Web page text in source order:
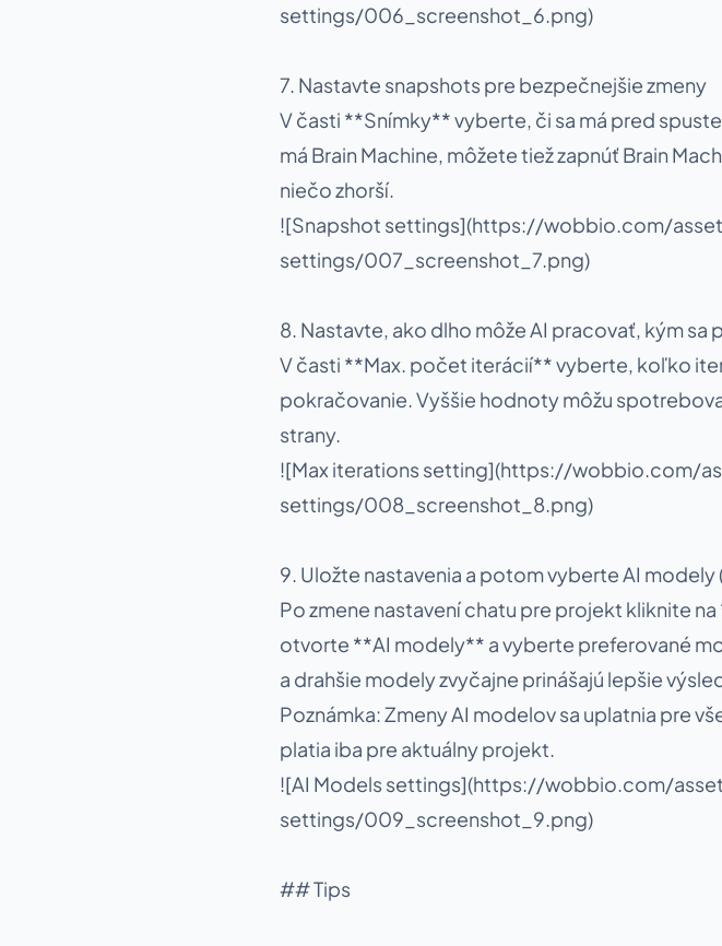
settings/006_screenshot_6.png)
7. Nastavte snapshots pre bezpečnejšie zmeny
V časti **Snímky** vyberte, či sa má pred
má Brain Machine, môžete tiež zapnúť Brain
niečo zhorší.
![Snapshot settings](https://wobbio.com/
settings/007_screenshot_7.png)
8. Nastavte, ako dlho môže AI pracovať, kým sa
V časti **Max. počet iterácií** vyberte, koľko
pokračovanie. Vyššie hodnoty môžu
strany.
![Max iterations setting](https://wobbio.com/
settings/008_screenshot_8.png)
9. Uložte nastavenia a potom vyberte AI modely
Po zmene nastavení chatu pre projekt kliknite
otvorte **AI modely** a vyberte preferované
a drahšie modely zvyčajne prinášajú lepšie
Poznámka: Zmeny AI modelov sa uplatnia pre
platia iba pre aktuálny projekt.
![AI Models settings](https://wobbio.com/
settings/009_screenshot_9.png)
## Tips